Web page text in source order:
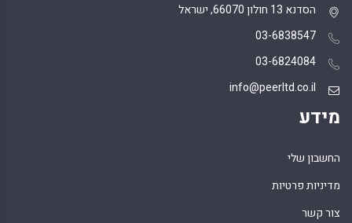
הסדנא 13 חולון 66070, ישראל
03-6838547
03-6824084
info@peerltd.co.il
מידע
החשבון שלי
מדיניות פרטיות
צור קשר